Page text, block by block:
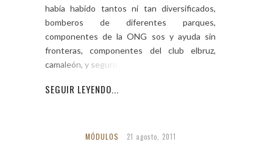
había habido tantos ni tan diversificados,
bomberos de diferentes parques,
componentes de la ONG sos y ayuda sin
fronteras, componentes del club elbruz,
camaleón, y seguro algunos
SEGUIR LEYENDO...
MÓDULOS 21 agosto, 2011